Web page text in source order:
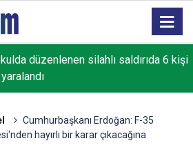
düzenlenen silahlı saldırıda 6 kişi
Cumhurbaşkanı Erdoğan: F-35
hayırlı bir karar çıkacağına